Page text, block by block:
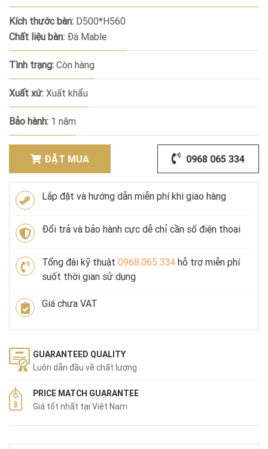
Kích thước bàn: D500*H560
Chất liệu bàn: Đá Mable
Tình trạng: Còn hàng
Xuất xứ: Xuất khẩu
Bảo hành: 1 năm
ĐẶT MUA 0968 065 334
Lắp đặt và hướng dẫn miễn phí khi giao hàng
Đổi trả và bảo hành cực dễ chỉ cần số điện thoại
Tổng đài kỹ thuật 0968.065.334 hỗ trợ miễn phí
suốt thời gian sử dụng
Giá chưa VAT
GUARANTEED QUALITY
Luôn dẫn đầu về chất lượng
PRICE MATCH GUARANTEE
Giá tốt nhất tại Việt Nam